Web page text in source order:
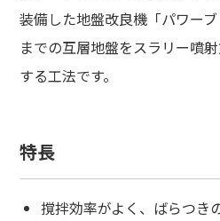
装備した地盤改良機「パワー
までの互層地盤をスラリー噴
する工法です。
特長
撹拌効率がよく、ばらつき